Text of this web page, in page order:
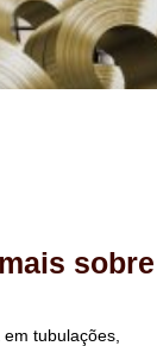
sobre
tubulações,